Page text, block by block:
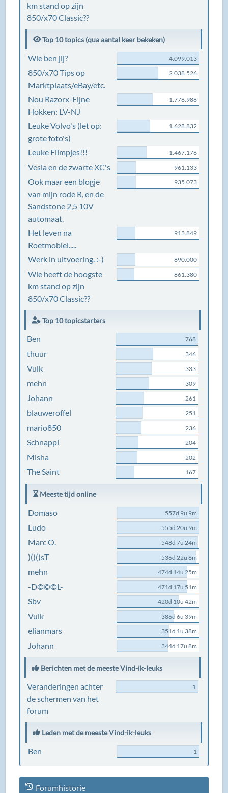
km stand op zijn
850/x70 Classic??
Top 10 topics (qua aantal keer bekeken)
Wie ben jij? 4.099.013
850/x70 Tips op
Marktplaats/eBay/etc.
2.038.526
Nou Razorx-Fijne
Hokken: LV-NJ
1.776.988
Leuke Volvo's (let op:
grote foto's)
1.628.832
Leuke Filmpjes!!! 1.467.176
Vesla en de zwarte XC's 961.133
Ook maar een blogje
van mijn rode R, en de
Sandstone 2,5 10V
automaat.
935.073
Het leven na
Roetmobiel.....
913.849
Werk in uitvoering. :-) 890.000
Wie heeft de hoogste
km stand op zijn
850/x70 Classic??
861.380
Top 10 topicstarters
Ben 768
thuur 346
Vulk 333
mehn 309
Johann 261
blauweroffel 251
mario850 236
Schnappi 204
Misha 202
The Saint 167
Meeste tijd online
Domaso 557d 9u 9m
Ludo 555d 20u 9m
Marc O. 548d 7u 24m
)()()sT 536d 22u 6m
mehn 474d 14u 25m
-D©©©L- 471d 17u 51m
Sbv 420d 10u 42m
Vulk 386d 6u 39m
elianmars 351d 1u 38m
Johann 344d 17u 8m
Berichten met de meeste Vind-ik-leuks
Veranderingen achter
de schermen van het
forum
1
Leden met de meeste Vind-ik-leuks
Ben 1
Forumhistorie